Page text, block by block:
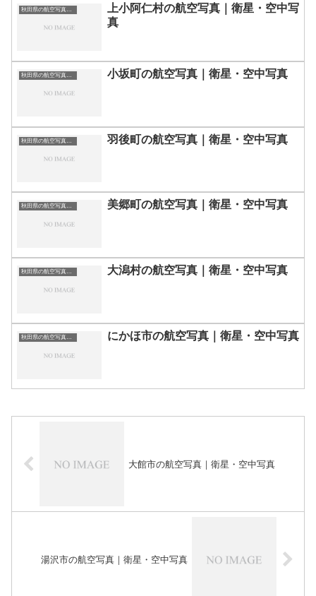
上小阿仁村の航空写真｜衛星・空中写
真
小坂町の航空写真｜衛星・空中写真
羽後町の航空写真｜衛星・空中写真
秋田県の航空写真・空中写真 美郷町の航空写真｜衛星・空中写真
秋田県の航空写真・空中写真 大潟村の航空写真｜衛星・空中写真
秋田県の航空写真・空中写真 にかほ市の航空写真｜衛星・空中写真
大館市の航空写真｜衛星・空中写真
湯沢市の航空写真｜衛星・空中写真